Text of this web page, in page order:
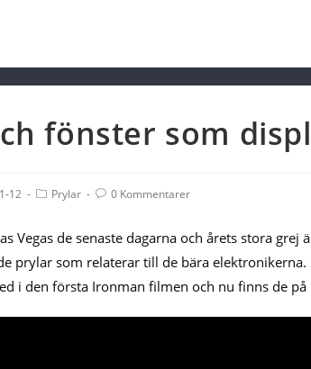
fönster som
12
PostPrylar
Post0 Kommentarer
Vegas de senaste dagarna och årets stora
prylar som relaterar till de bära
i den första Ironman filmen och nu finns de